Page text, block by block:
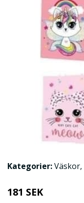
Kategorier:Väskor,
181 SEK